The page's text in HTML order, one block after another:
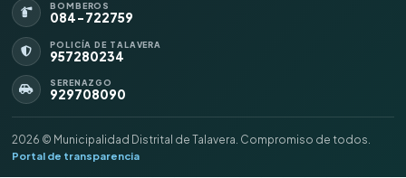
BOMBEROS
084-722759
POLICÍA DE TALAVERA
957280234
SERENAZGO
929708090
2026 © Municipalidad Distrital de Talavera. Compromiso de todos.
Portal de transparencia